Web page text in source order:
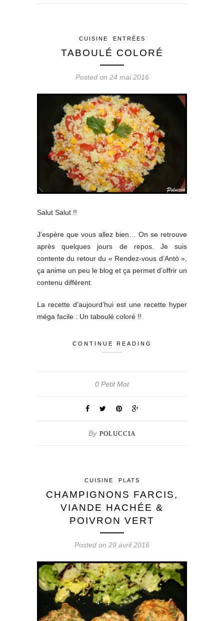
CUISINE ENTRÉES
TABOULÉ COLORÉ
Posted on 24 mai 2016
Salut Salut !!
J’espère que vous allez bien… On se retrouve
après quelques jours de repos. Je suis
contente du retour du « Rendez-vous d’Antò »,
ça anime un peu le blog et ça permet d’offrir un
contenu différent.
La recette d’aujourd’hui est une recette hyper
méga facile : Un taboulé coloré !!
CONTINUE READING
0 Petit Mot
By POLUCCIA
CUISINE PLATS
CHAMPIGNONS FARCIS,
VIANDE HACHÉE &
POIVRON VERT
Posted on 29 avril 2016